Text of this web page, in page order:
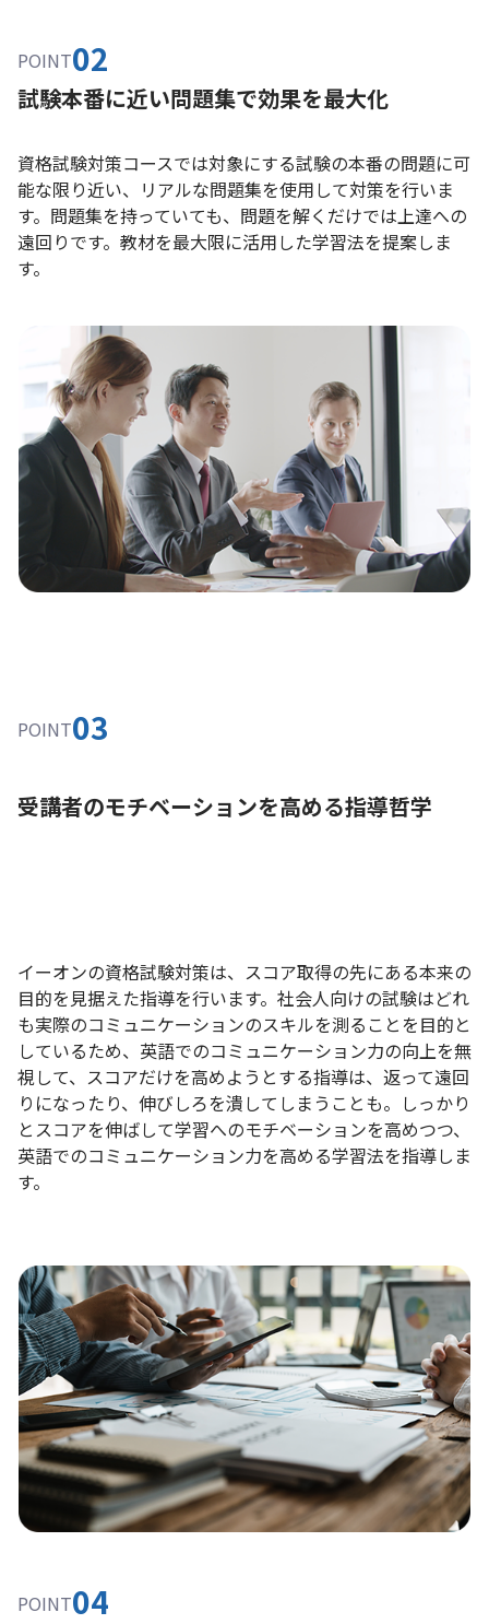
POINT02
試験本番に近い問題集で効果を最大化
資格試験対策コースでは対象にする試験の本番の問題に可
能な限り近い、リアルな問題集を使用して対策を行いま
す。問題集を持っていても、問題を解くだけでは上達への
遠回りです。教材を最大限に活用した学習法を提案しま
す。
POINT03
受講者のモチベーションを高める指導哲学
イーオンの資格試験対策は、スコア取得の先にある本来の
目的を見据えた指導を行います。社会人向けの試験はどれ
も実際のコミュニケーションのスキルを測ることを目的と
しているため、英語でのコミュニケーション力の向上を無
視して、スコアだけを高めようとする指導は、返って遠回
りになったり、伸びしろを潰してしまうことも。しっかり
とスコアを伸ばして学習へのモチベーションを高めつつ、
英語でのコミュニケーション力を高める学習法を指導しま
す。
POINT04